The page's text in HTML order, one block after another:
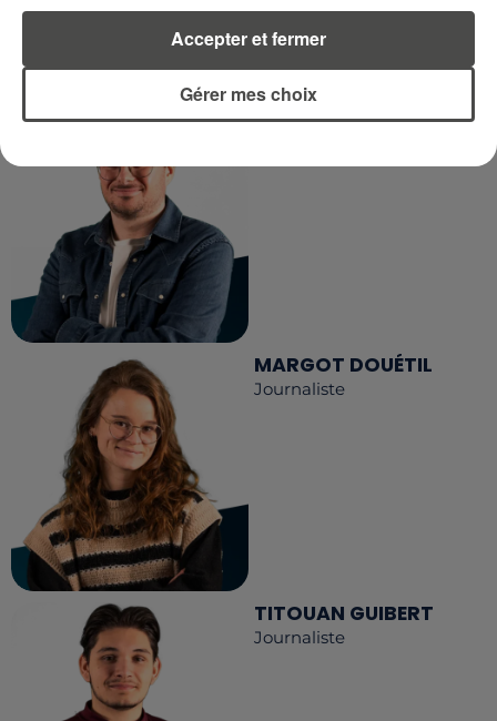
LA RÉDACTION
RCA
Voir toute l'équipe RCA
DIMITRI COUTAND
MARGOT DOUÉTIL
Journaliste
TITOUAN GUIBERT
Journaliste
Gérer mes choix
Accepter et fermer